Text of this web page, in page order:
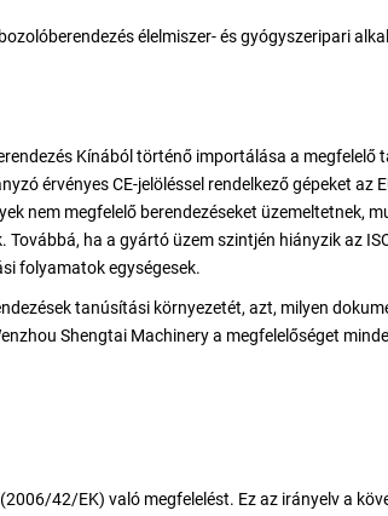
élelmiszer- és gyógyszeripari
Kínából történő importálása a megfelelő
érvényes CE-jelöléssel rendelkező gépeket az
nem megfelelő berendezéseket üzemeltetnek,
ha a gyártó üzem szintjén hiányzik az
folyamatok egységesek.
tanúsítási környezetét, azt, milyen
Shengtai Machinery a megfelelőséget
42/EK) való megfelelést. Ez az irányelv a